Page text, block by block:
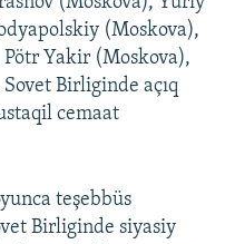
(Moskova),
Yakir (Moskova),
Birliginde açıq
cemaat
teşebbüs
Birliginde siyasiy